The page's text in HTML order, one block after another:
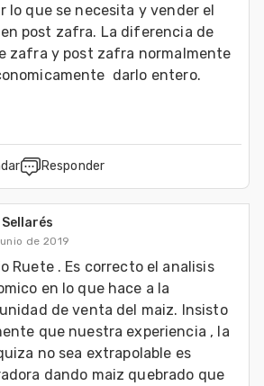
lo que se necesita y vender el
post zafra. La diferencia de
zafra y post zafra normalmente
darlo entero.
Responder
de 2019
Ruete . Es correcto el analisis
en lo que hace a la
de venta del maiz. Insisto
que nuestra experiencia , la
no sea extrapolable es
dando maiz quebrado que